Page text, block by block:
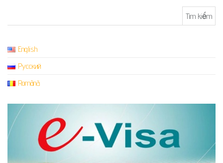
English
Русский
Română